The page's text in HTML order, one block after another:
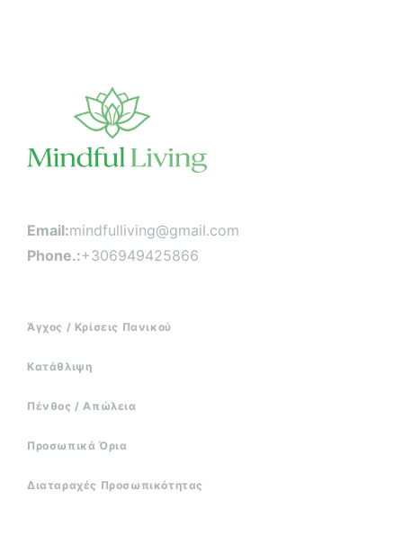
Email:mindfulliving@gmail.com
Phone.:+306949425866
Άγχος / Κρίσεις Πανικού
Κατάθλιψη
Πένθος / Απώλεια
Προσωπικά Όρια
Διαταραχές Προσωπικότητας